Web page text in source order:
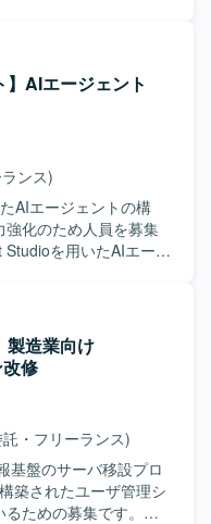
ム対応を行っていた
んでいただける方を
を取りながら周囲と
題を見つけて改善に
ポジション
高い領域のシステム
件を通じて安定した
用COBOLのスキルを
も関わる機会がござ
AIエージェント
ンス)
AIエージェントの構
化のため人員を募集
する可能性もござい
Studioを活用し
だける方を求めてお
新の生成AI活用スキ
だけます。ご経験や
調整できるため、スキ
開発環境】
した環境でAIエージェ
製造業向け
修
・フリーランス)
基盤のサーバ移設プロ
築されたユーザ管理シ
ための募集です。